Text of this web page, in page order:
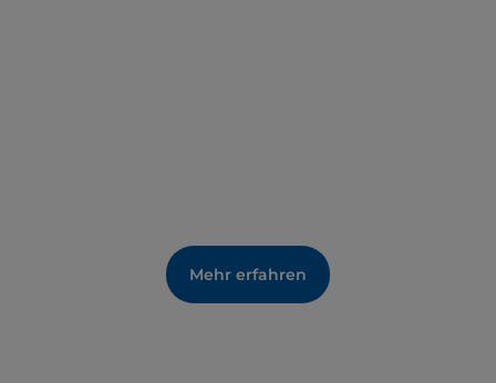
Mehr erfahren